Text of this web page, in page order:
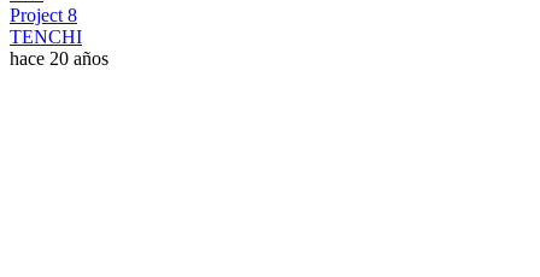
Project 8
TENCHI
hace 20 años